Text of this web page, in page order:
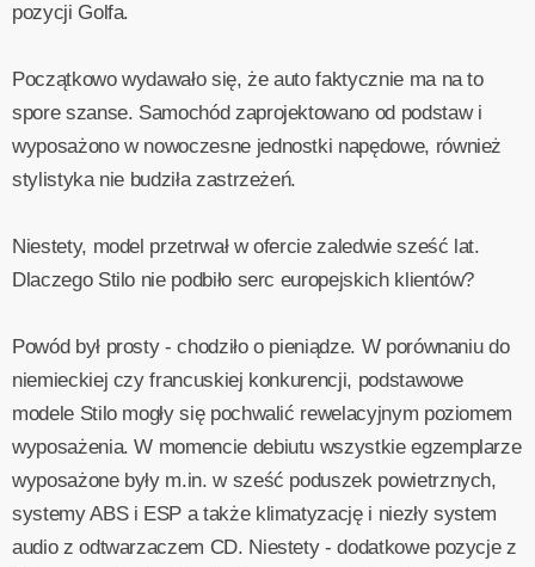
pozycji Golfa.
Początkowo wydawało się, że auto faktycznie ma na to
spore szanse. Samochód zaprojektowano od podstaw i
wyposażono w nowoczesne jednostki napędowe, również
stylistyka nie budziła zastrzeżeń.
Niestety, model przetrwał w ofercie zaledwie sześć lat.
Dlaczego Stilo nie podbiło serc europejskich klientów?
Powód był prosty - chodziło o pieniądze. W porównaniu do
niemieckiej czy francuskiej konkurencji, podstawowe
modele Stilo mogły się pochwalić rewelacyjnym poziomem
wyposażenia. W momencie debiutu wszystkie egzemplarze
wyposażone były m.in. w sześć poduszek powietrznych,
systemy ABS i ESP a także klimatyzację i niezły system
audio z odtwarzaczem CD. Niestety - dodatkowe pozycje z